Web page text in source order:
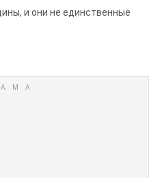
и они не единственные